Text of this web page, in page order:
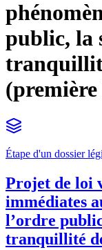
public, la
Étape d'un dossier
Projet de loi
immédiates
l’ordre
tranquillité